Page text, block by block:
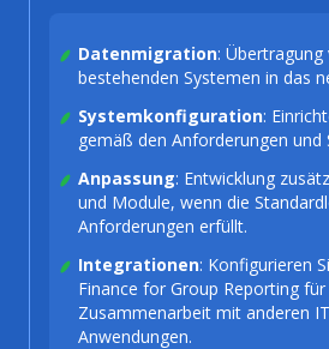
Datenmigration:
bestehenden Systemen in das
Systemkonfiguration:
gemäß den Anforderungen und
Anpassung: Entwicklung
und Module, wenn die
Anforderungen erfüllt.
Integrationen: Konfigurieren
Finance for Group Reporting für
Zusammenarbeit mit anderen
Anwendungen.